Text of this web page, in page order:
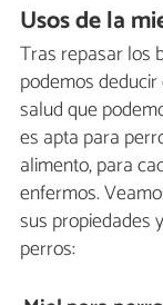
Usos de la
Tras repasar los
podemos
salud que
es apta para
alimento, para
enfermos.
sus propiedades
perros: